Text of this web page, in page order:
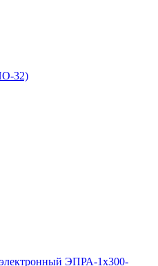
32)
ЭПРА-1х300-